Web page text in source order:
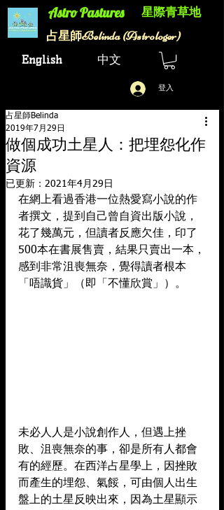
English 中文
Astro Pastures​
​占星師Belinda (Astrologer)
星際青草地
登入
做個成功土星人：把埋怨化作
資源
占星師Belinda
2019年7月29日
已更新： 2021年4月29日
在網上看過香港一位熱愛寫小說的作
者撰文，提到自己曾自資出版小說，
花了幾萬元，但讀者反應欠佳，印了
500本在書展售賣，結果只賣出一本，
感到非常沮喪無奈，覺得讀者根本
「唔識貨」（即「不懂欣賞」）。
未必人人是小說創作人，但遇上挫
敗、沮喪無奈的事，卻是所有人都會
有的經歷。在西洋占星學上，因挫敗
而產生的埋怨、氣餒，可由個人出生
盤上的土星反映出來，因為土星顯示